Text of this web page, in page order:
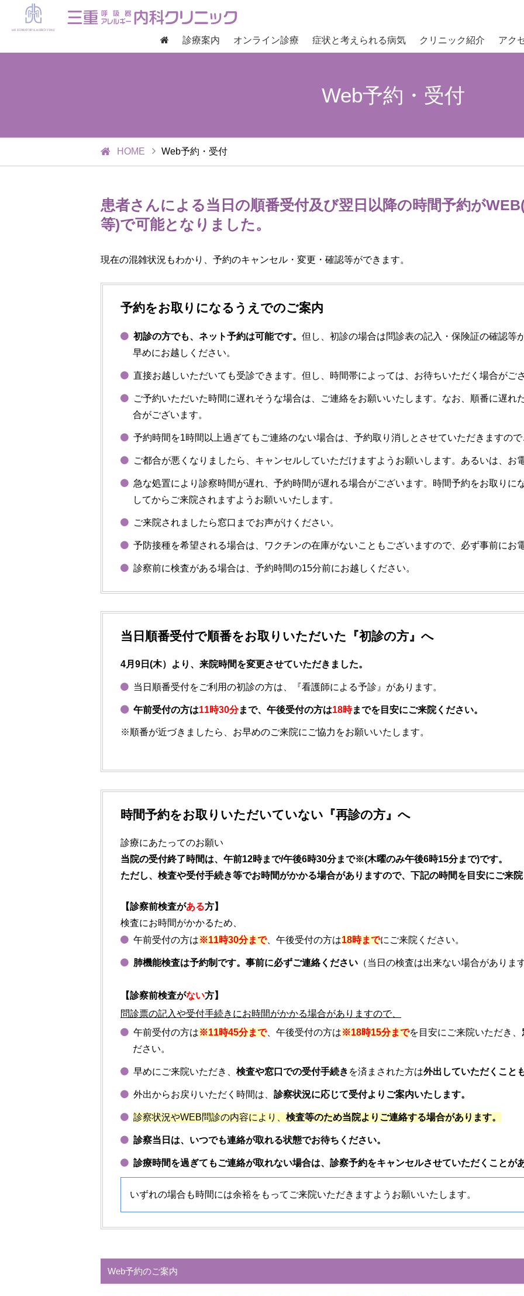
診療案内 オンライン診療 症状と考えられる病気 クリニック紹介 アク
Web予約・受付
HOME Web予約・受付
患者さんによる当日の順番受付及び翌日以降の時間予約が
等)で可能となりました。
現在の混雑状況もわかり、予約のキャンセル・変更・確認等ができます。
予約をお取りになるうえでのご案内
初診の方でも、ネット予約は可能です。 但し、初診の場合は問診表の記入・保険証の確認等
早めにお越しください。
直接お越しいただいても受診できます。但し、時間帯によっては、お待ちいただく場合がご
ご予約いただいた時間に遅れそうな場合は、ご連絡をお願いいたします。なお、順番に遅れ
合がございます。
予約時間を1時間以上過ぎてもご連絡のない場合は、予約取り消しとさせていただきますので
ご都合が悪くなりましたら、キャンセルしていただけますようお願いします。あるいは、お
急な処置により診察時間が遅れ、予約時間が遅れる場合がございます。時間予約をお取りに
してからご来院されますようお願いいたします。
ご来院されましたら窓口までお声がけください。
予防接種を希望される場合は、ワクチンの在庫がないこともございますので、必ず事前にお
診察前に検査がある場合は、予約時間の15分前にお越しください。
当日順番受付で順番をお取りいただいた『初診の方』へ
4月9日(木）より、来院時間を変更させていただきました。
当日順番受付をご利用の初診の方は、『看護師による予診』があります。
午前受付の方は11時30分まで、午後受付の方は18時までを目安にご来院ください。
※順番が近づきましたら、お早めのご来院にご協力をお願いいたします。
時間予約をお取りいただいていない『再診の方』へ
診療にあたってのお願い
当院の受付終了時間は、午前12時まで/午後6時30分まで※(木曜のみ午後6時15分まで)です。
ただし、検査や受付手続き等でお時間がかかる場合がありますので、下記の時間を目安にご来院
【診察前検査がある方】
検査にお時間がかかるため、
午前受付の方は※11時30分まで、午後受付の方は18時までにご来院ください。
肺機能検査は予約制です。事前に必ずご連絡ください （当日の検査は出来ない場合がありま
【診察前検査がない方】
問診票の記入や受付手続きにお時間がかかる場合がありますので、
午前受付の方は※11時45分まで、午後受付の方は※18時15分までを目安にご来院いただき、
ださい。
早めにご来院いただき、 検査や窓口での受付手続き を済まされた方は外出していただくこと
外出からお戻りいただく時間は、 診察状況に応じて受付よりご案内いたします。
診察状況やWEB問診の内容により、 検査等のため当院よりご連絡する場合があります。
診察当日は、いつでも連絡が取れる状態でお待ちください。
診療時間を過ぎてもご連絡が取れない場合は、診察予約をキャンセルさせていただくことが
いずれの場合も時間には余裕をもってご来院いただきますようお願いいたします。
Web予約のご案内